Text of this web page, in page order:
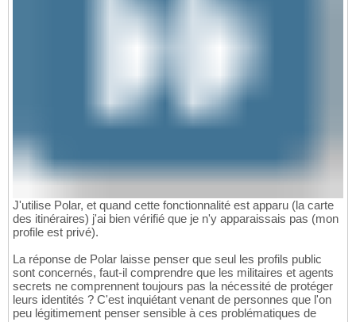
J'utilise Polar, et quand cette fonctionnalité est apparu (la carte
des itinéraires) j'ai bien vérifié que je n'y apparaissais pas (mon
profile est privé).
La réponse de Polar laisse penser que seul les profils public
sont concernés, faut-il comprendre que les militaires et agents
secrets ne comprennent toujours pas la nécessité de protéger
leurs identités ? C'est inquiétant venant de personnes que l'on
peu légitimement penser sensible à ces problématiques de